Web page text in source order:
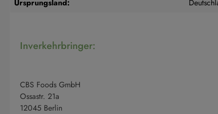
Ursprungsland:
Inverkehrbringer:
CBS Foods GmbH
Ossastr. 21a
12045 Berlin